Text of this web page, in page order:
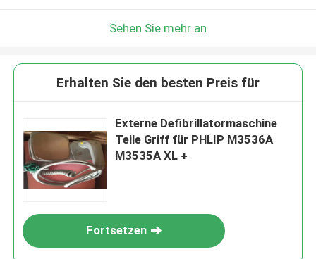
Sehen Sie mehr an
Erhalten Sie den besten Preis für
Externe Defibrillatormaschine
Teile Griff für PHLIP M3536A
M3535A XL +
Fortsetzen